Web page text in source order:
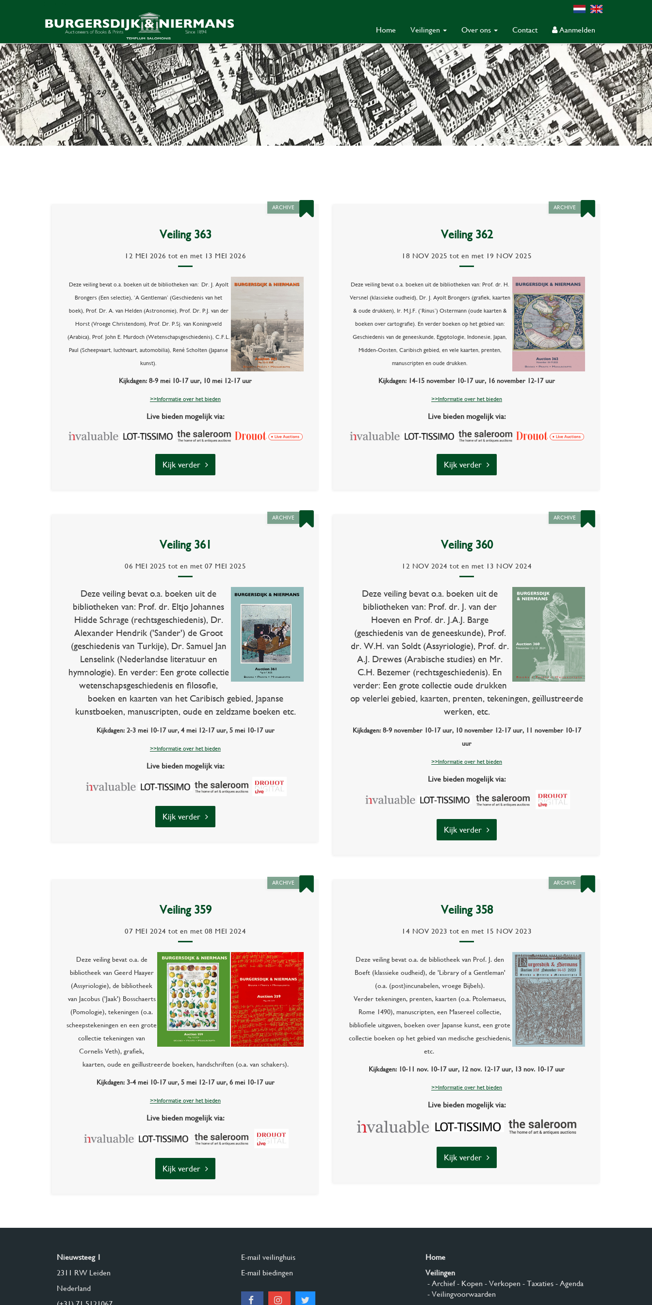
Home Veilingen Over ons Contact Aanmelden
ARCHIVE
Veiling 363
12 MEI 2026 tot en met 13 MEI 2026
Deze veiling bevat o.a. boeken uit de bibliotheken van: Dr. J. Ayolt
Brongers (Een selectie), ‘A Gentleman’ (Geschiedenis van het
boek), Prof. Dr. A. van Helden (Astronomie), Prof. Dr. P.J. van der
Horst (Vroege Christendom), Prof. Dr. P.Sj. van Koningsveld
(Arabica), Prof. John E. Murdoch (Wetenschapsgeschiedenis), C.F.L.
Paul (Scheepvaart, luchtvaart, automobilia), René Scholten (Japanse
kunst).
Kijkdagen: 8-9 mei 10-17 uur, 10 mei 12-17 uur
>>Informatie over het bieden
Live bieden mogelijk via:
Kijk verder
ARCHIVE
Veiling 362
18 NOV 2025 tot en met 19 NOV 2025
Deze veiling bevat o.a. boeken uit de bibliotheken van: Prof. dr. H.
Versnel (klassieke oudheid), Dr. J. Ayolt Brongers (grafiek, kaarten
& oude drukken), Ir. M.J.F. (‘Rinus’) Ostermann (oude kaarten &
boeken over cartografie). En verder boeken op het gebied van:
Geschiedenis van de geneeskunde, Egyptologie, Indonesie, Japan,
Midden-Oosten, Caribisch gebied, en vele kaarten, prenten,
manuscripten en oude drukken.
Kijkdagen: 14-15 november 10-17 uur, 16 november 12-17 uur
>>Informatie over het bieden
Live bieden mogelijk via:
Kijk verder
ARCHIVE
Veiling 361
06 MEI 2025 tot en met 07 MEI 2025
Deze veiling bevat o.a. boeken uit de
bibliotheken van: Prof. dr. Eltjo Johannes
Hidde Schrage (rechtsgeschiedenis), Dr.
Alexander Hendrik ('Sander') de Groot
(geschiedenis van Turkije), Dr. Samuel Jan
Lenselink (Nederlandse literatuur en
hymnologie). En verder: Een grote collectie
wetenschapsgeschiedenis en filosofie,
boeken en kaarten van het Caribisch gebied, Japanse
kunstboeken, manuscripten, oude en zeldzame boeken etc.
Kijkdagen: 2-3 mei 10-17 uur, 4 mei 12-17 uur, 5 mei 10-17 uur
>>Informatie over het bieden
Live bieden mogelijk via:
Kijk verder
ARCHIVE
Veiling 360
12 NOV 2024 tot en met 13 NOV 2024
Deze veiling bevat o.a. boeken uit de
bibliotheken van: Prof. dr. J. van der
Hoeven en Prof. dr. J.A.J. Barge
(geschiedenis van de geneeskunde), Prof.
dr. W.H. van Soldt (Assyriologie), Prof. dr.
A.J. Drewes (Arabische studies) en Mr.
C.H. Bezemer (rechtsgeschiedenis). En
verder: Een grote collectie oude drukken
op velerlei gebied, kaarten, prenten, tekeningen, geïllustreerde
werken, etc.
Kijkdagen: 8-9 november 10-17 uur, 10 november 12-17 uur, 11 november 10-17
uur
>>Informatie over het bieden
Live bieden mogelijk via:
Kijk verder
ARCHIVE
Veiling 359
07 MEI 2024 tot en met 08 MEI 2024
Deze veiling bevat o.a. de
bibliotheek van Geerd Haayer
(Assyriologie), de bibliotheek
van Jacobus ('Jaak') Bosschaerts
(Pomologie), tekeningen (o.a.
scheepstekeningen en een grote
collectie tekeningen van
Cornelis Veth), grafiek,
kaarten, oude en geïllustreerde boeken, handschriften (o.a. van schakers).
Kijkdagen: 3-4 mei 10-17 uur, 5 mei 12-17 uur, 6 mei 10-17 uur
>>Informatie over het bieden
Live bieden mogelijk via:
Kijk verder
ARCHIVE
Veiling 358
14 NOV 2023 tot en met 15 NOV 2023
Deze veiling bevat o.a. de bibliotheek van Prof. J. den
Boeft (klassieke oudheid), de 'Library of a Gentleman'
(o.a. (post)incunabelen, vroege Bijbels).
Verder tekeningen, prenten, kaarten (o.a. Ptolemaeus,
Rome 1490), manuscripten, een Masereel collectie,
bibliofiele uitgaven, boeken over Japanse kunst, een grote
collectie boeken op het gebied van medische geschiedenis,
etc.
Kijkdagen: 10-11 nov. 10-17 uur, 12 nov. 12-17 uur, 13 nov. 10-17 uur
>>Informatie over het bieden
Live bieden mogelijk via:
Kijk verder
Nieuwsteeg 1
2311 RW Leiden
Nederland
E-mail veilinghuis
E-mail biedingen
Home
Veilingen
- Archief- Kopen - Verkopen - Taxaties- Agenda
- Veilingvoorwaarden